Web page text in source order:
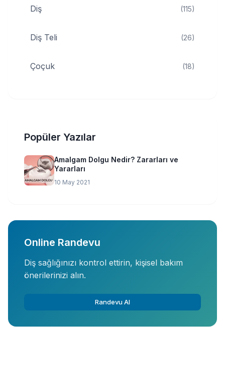
Diş (115)
Diş Teli (26)
Çoçuk (18)
Popüler Yazılar
Amalgam Dolgu Nedir? Zararları ve
Yararları
10 May 2021
Online Randevu
Diş sağlığınızı kontrol ettirin, kişisel bakım
önerilerinizi alın.
Randevu Al